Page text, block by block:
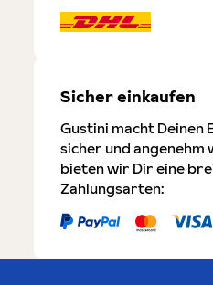
Sicher einkaufen
Gustini macht Deinen
sicher und angenehm
bieten wir Dir eine
Zahlungsarten: